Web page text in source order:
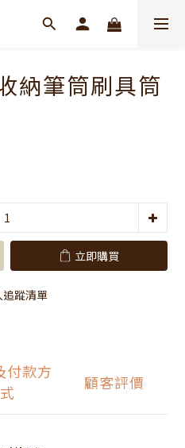
納筆筒刷具筒
立即購買
追蹤清單
付款方
式
顧客評價